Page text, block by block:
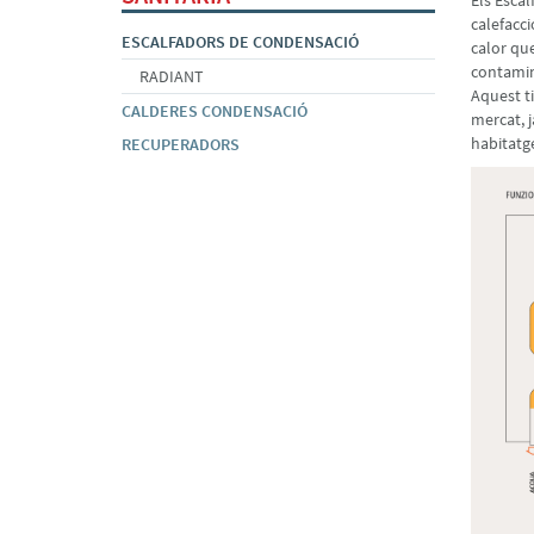
ESCALFADORS DE CONDENSACIÓ
RADIANT
CALDERES CONDENSACIÓ
RECUPERADORS
calor
Aquest
mercat,